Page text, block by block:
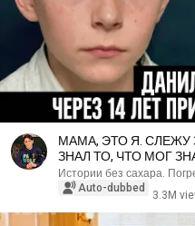
МАМА, ЭТО Я.
ЗНАЛ ТО, ЧТО МОГ
Истории без сахара.
Auto-dubbed
3.3M